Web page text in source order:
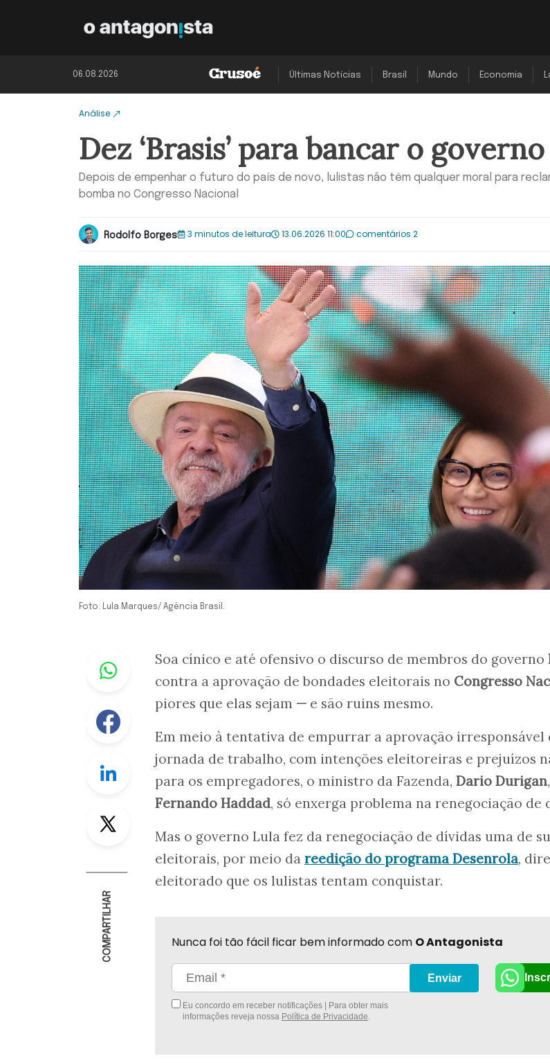
06.08.2026 Últimas Notícias Brasil Mundo Economia
Análise
Dez ‘Brasis’ para bancar o
Depois de empenhar o futuro do país de novo, lulistas não têm qualquer moral para
bomba no Congresso Nacional
Rodolfo Borges 3 minutos de leitura 13.06.2026 11:00 comentários 2
Foto: Lula Marques/ Agência Brasil.
Whastapp
Facebook
Linkedin
Twitter
COMPARTILHAR
Soa cínico e até ofensivo o discurso de membros do governo
contra a aprovação de bondades eleitorais no Congresso
piores que elas sejam — e são ruins mesmo.
Em meio à tentativa de empurrar a aprovação irresponsável
jornada de trabalho, com intenções eleitoreiras e prejuízos
para os empregadores, o ministro da Fazenda, Dario Durigan
Fernando Haddad, só enxerga problema na renegociação de
Mas o governo Lula fez da renegociação de dívidas uma de
eleitorais, por meio da reedição do programa Desenrola,
eleitorado que os lulistas tentam conquistar.
Nunca foi tão fácil ficar bem informado com O Antagonista
Eu concordo em receber notificações | Para obter mais
informações reveja nossa Política de Privacidade.
Enviar